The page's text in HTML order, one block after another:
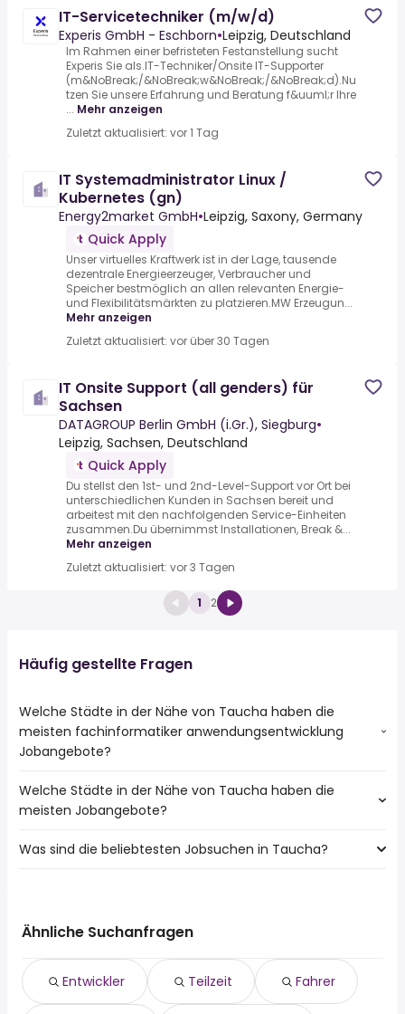
IT-Servicetechniker (m/w/d)
Experis GmbH - Eschborn•Leipzig, Deutschland
Im Rahmen einer befristeten Festanstellung sucht
Experis Sie als.IT-Techniker/Onsite IT-Supporter
(m&NoBreak;/&NoBreak;w&NoBreak;/&NoBreak;d).Nu
tzen Sie unsere Erfahrung und Beratung f&uuml;r Ihre
... Mehr anzeigen
Zuletzt aktualisiert: vor 1 Tag
IT Systemadministrator Linux /
Kubernetes (gn)
Energy2market GmbH•Leipzig, Saxony, Germany
Quick Apply
Unser virtuelles Kraftwerk ist in der Lage, tausende
dezentrale Energieerzeuger, Verbraucher und
Speicher bestmöglich an allen relevanten Energie-
und Flexibilitätsmärkten zu platzieren.MW Erzeugun...
Mehr anzeigen
Zuletzt aktualisiert: vor über 30 Tagen
IT Onsite Support (all genders) für
Sachsen
DATAGROUP Berlin GmbH (i.Gr.), Siegburg•
Leipzig, Sachsen, Deutschland
Quick Apply
Du stellst den 1st- und 2nd-Level-Support vor Ort bei
unterschiedlichen Kunden in Sachsen bereit und
arbeitest mit den nachfolgenden Service-Einheiten
zusammen.Du übernimmst Installationen, Break &...
Mehr anzeigen
Zuletzt aktualisiert: vor 3 Tagen
1 2
Häufig gestellte Fragen
Welche Städte in der Nähe von Taucha haben die
meisten fachinformatiker anwendungsentwicklung
Jobangebote?
Städte in der Nähe von Taucha mit den meisten
fachinformatiker anwendungsentwicklung Jobs:
Markkleeberg
Welche Städte in der Nähe von Taucha haben die
meisten Jobangebote?
10 Städte in der Nähe von Taucha mit den meisten
Markkleeberg
Zwenkau
Kabelsketal
Was sind die beliebtesten Jobsuchen in Taucha?
fahrer
sekretär
Öffentlicher dienst
Ähnliche Suchanfragen
Entwickler Teilzeit Fahrer